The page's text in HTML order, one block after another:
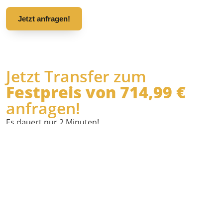
Jetzt anfragen!
Jetzt Transfer zum
Festpreis von 714,99 €
anfragen!
Es dauert nur 2 Minuten!